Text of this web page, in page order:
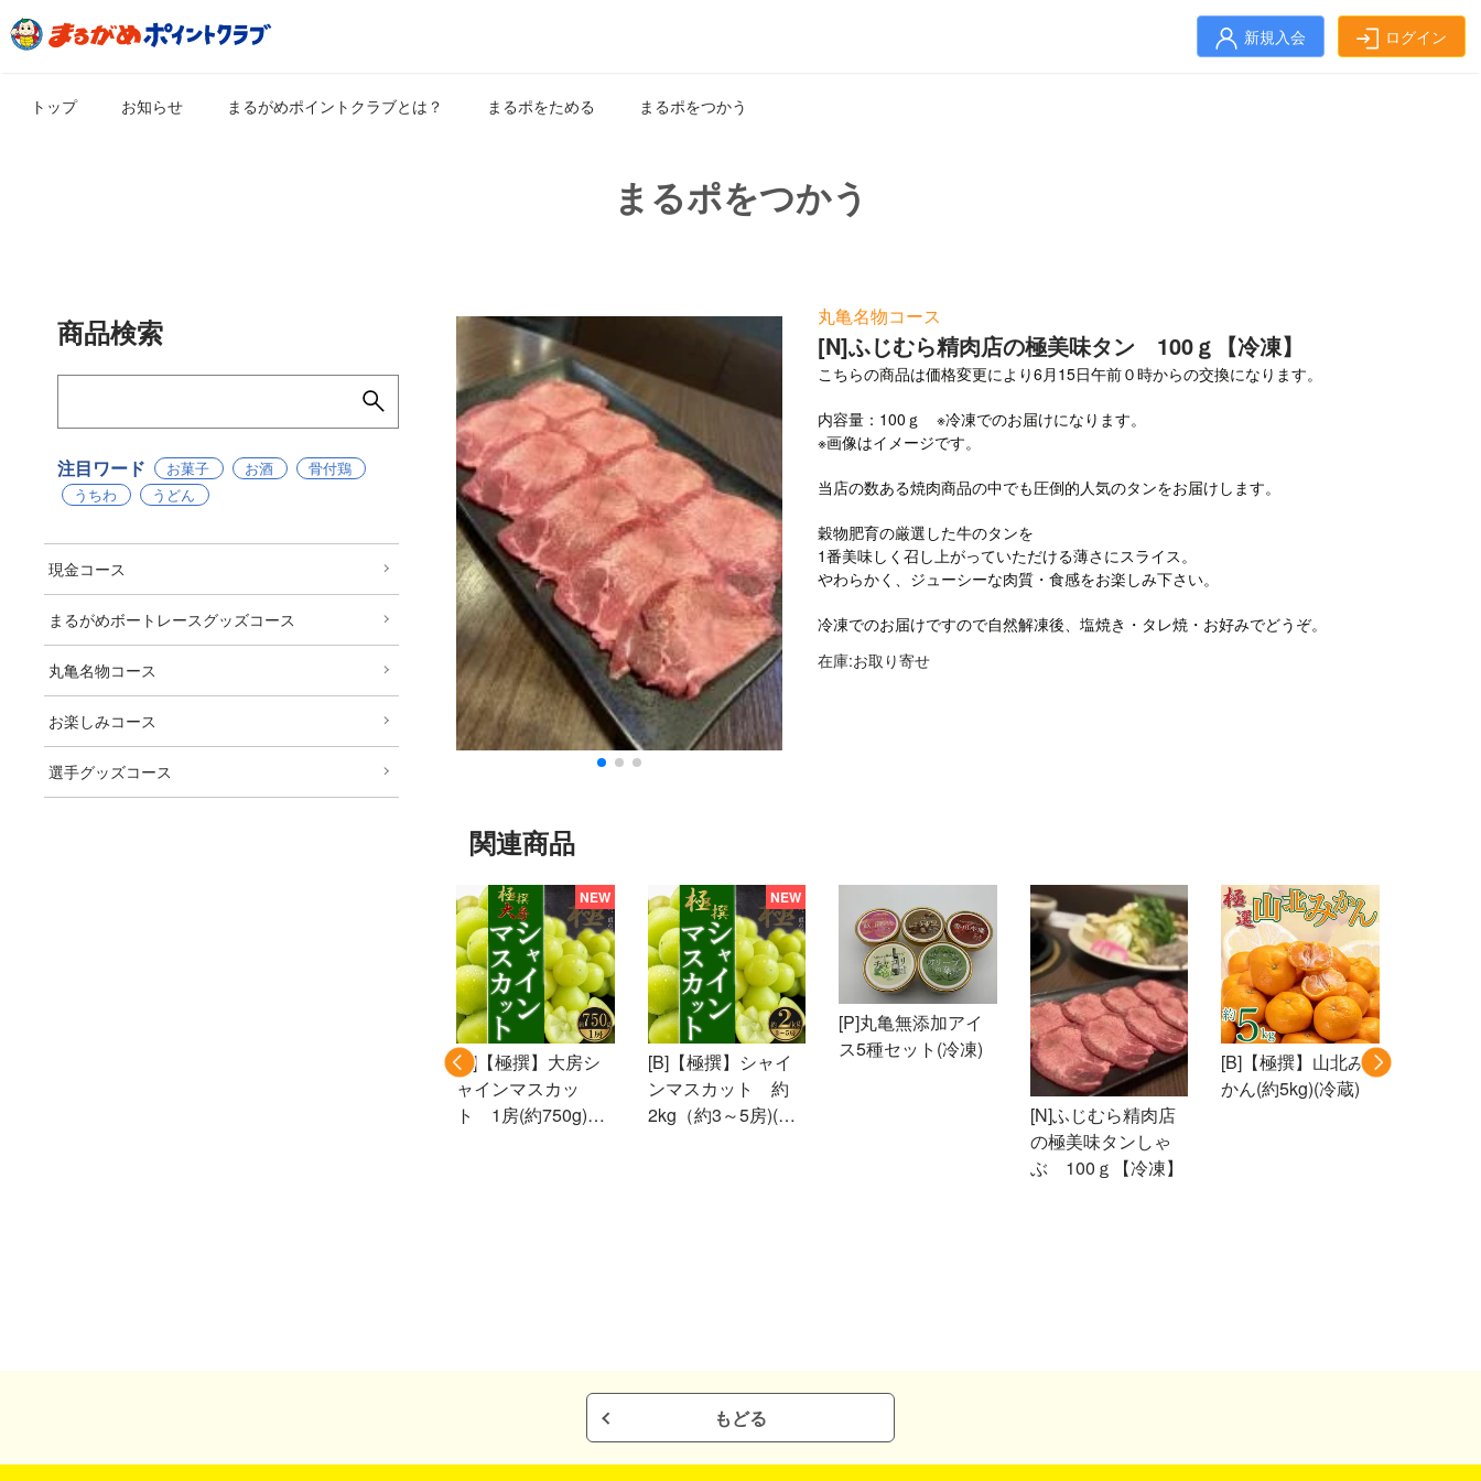
新規入会 ログイン
トップ お知らせ まるがめポイントクラブとは？ まるポをためる まるポをつかう
まるポをつかう
商品検索
注目ワード お菓子 お酒
骨付鶏
うちわ
うどん
現金コース
まるがめボートレースグッズコース
丸亀名物コース
お楽しみコース
選手グッズコース
丸亀名物コース
[N]ふじむら精肉店の極美味タン 100ｇ【冷凍】
こちらの商品は価格変更により6月15日午前０時からの交換になります。
内容量：100ｇ ※冷凍でのお届けになります。
※画像はイメージです。
当店の数ある焼肉商品の中でも圧倒的人気のタンをお届けします。
穀物肥育の厳選した牛のタンを
1番美味しく召し上がっていただける薄さにスライス。
やわらかく、ジューシーな肉質・食感をお楽しみ下さい。
冷凍でのお届けですので自然解凍後、塩焼き・タレ焼・お好みでどうぞ。
在庫:お取り寄せ
関連商品
[B]【極撰】大房シ
ャインマスカッ
ト 1房(約750g)
[B]【極撰】シャイ
ンマスカット 約
2kg（約3～5房)(冷
[P]丸亀無添加アイ
ス5種セット(冷凍)
[N]ふじむら精肉店
の極美味タンしゃ
ぶ 100ｇ【冷凍】
[B]【極撰】山北み
かん(約5kg)(冷蔵)
もどる